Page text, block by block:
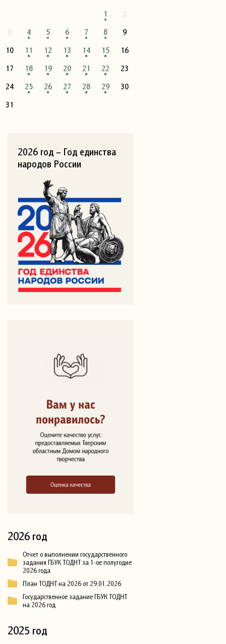
1
2
3
4 5 6 7 8
9
10
11 12 13 14 15
16
17
18 19 20 21 22
23
24
25 26 27 28 29
30
31
2026 год – Год единства
народов России
2026 год
Отчет о выполнении государственного
задания ГБУК ТОДНТ за 1-ое полугодие
2026 года
План ТОДНТ на 2026 от 29.01.2026
Государственное задание ГБУК ТОДНТ
на 2026 год
2025 год